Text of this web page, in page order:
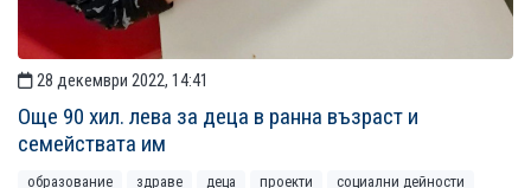
28 декември 2022, 14:41
Още 90 хил. лева за деца в ранна възраст и
семействата им
образование здраве деца проекти социални дейности